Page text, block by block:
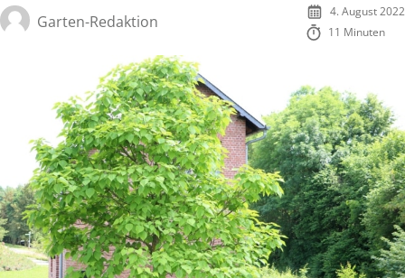
Garten-Redaktion
4. August 2022
11 Minuten